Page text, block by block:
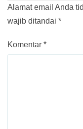
Alamat email Anda
wajib ditandai *
Komentar *